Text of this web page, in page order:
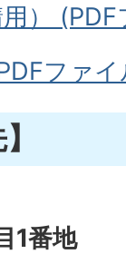
）
ファ
1番地